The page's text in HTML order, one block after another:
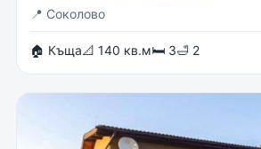
📍 Соколово
🏠 Къща📐 140 кв.м🛏 3🛁 2